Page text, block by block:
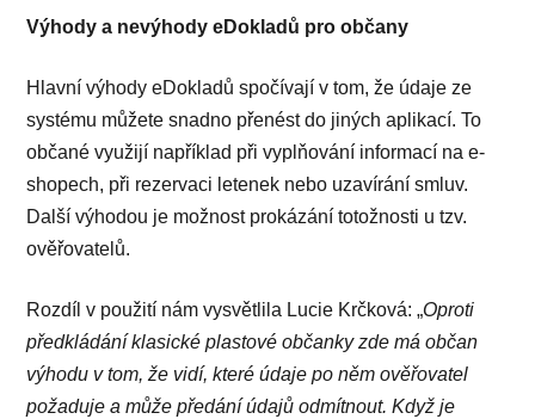
Výhody a nevýhody eDokladů pro občany
Hlavní výhody eDokladů spočívají v tom, že údaje ze
systému můžete snadno přenést do jiných aplikací. To
občané využijí například při vyplňování informací na e-
shopech, při rezervaci letenek nebo uzavírání smluv.
Další výhodou je možnost prokázání totožnosti u tzv.
ověřovatelů.
Rozdíl v použití nám vysvětlila Lucie Krčková: „Oproti
předkládání klasické plastové občanky zde má občan
výhodu v tom, že vidí, které údaje po něm ověřovatel
požaduje a může předání údajů odmítnout. Když je